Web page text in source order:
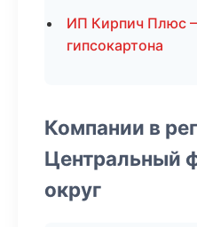
ИП Кирпич Плюс
гипсокартона
Компании в
Центральный
округ